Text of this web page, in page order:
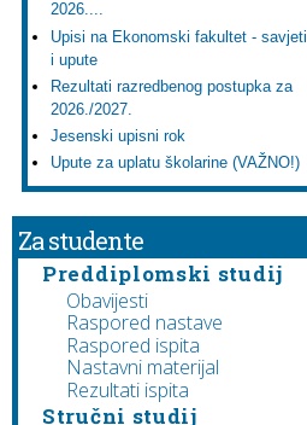
2026....
Upisi na Ekonomski fakultet - savjeti
i upute
Rezultati razredbenog postupka za
2026./2027.
Jesenski upisni rok
Upute za uplatu školarine (VAŽNO!)
Za studente
Preddiplomski studij
Obavijesti
Raspored nastave
Raspored ispita
Nastavni materijal
Rezultati ispita
Stručni studij